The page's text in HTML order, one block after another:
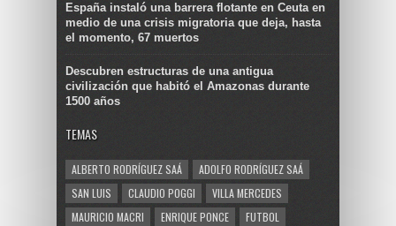
España instaló una barrera flotante en Ceuta en
medio de una crisis migratoria que deja, hasta
el momento, 67 muertos
Descubren estructuras de una antigua
civilización que habitó el Amazonas durante
1500 años
TEMAS
ALBERTO RODRÍGUEZ SAÁ
ADOLFO RODRÍGUEZ SAÁ
SAN LUIS
CLAUDIO POGGI
VILLA MERCEDES
MAURICIO MACRI
ENRIQUE PONCE
FUTBOL